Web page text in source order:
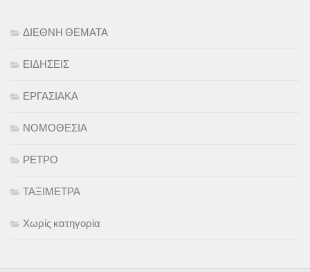
ΔΙΕΘΝΗ ΘΕΜΑΤΑ
ΕΙΔΗΣΕΙΣ
ΕΡΓΑΣΙΑΚΑ
ΝΟΜΟΘΕΣΙΑ
ΡΕΤΡΟ
ΤΑΞΙΜΕΤΡΑ
Χωρίς κατηγορία